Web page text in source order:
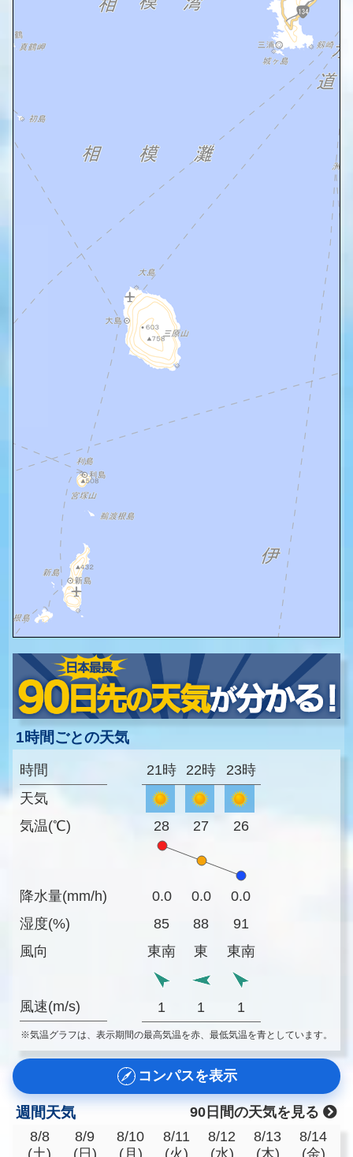
1時間ごとの天気
時間
天気
気温(℃)
降水量(mm/h)
湿度(%)
風向
風速(m/s)
21時 22時 23時
28 27 26
0.0 0.0
0.0
85
88
91
東南
東 東南
1 1 1
※気温グラフは、表示期間の最高気温を赤、最低気温を青としています。
コンパスを表示
週間天気
90日間の天気を見る
8/8
(土)
8/9
(日)
8/10
(月)
8/11
(火)
8/12
(水)
8/13
(木)
8/14
(金)